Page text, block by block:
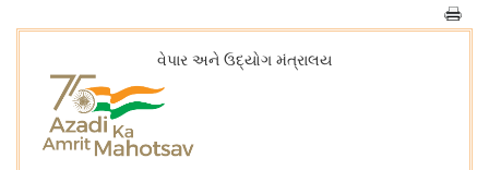
વેપાર અને ઉદ્યોગ મંત્રાલય